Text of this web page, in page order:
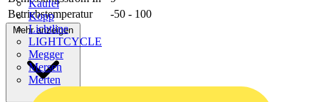
Kaufel
Kopp
Lichtline
LIGHTCYCLE
Megger
Mersen
Merten
Betriebstemperatur
-50 - 100
Mehr anzeigen